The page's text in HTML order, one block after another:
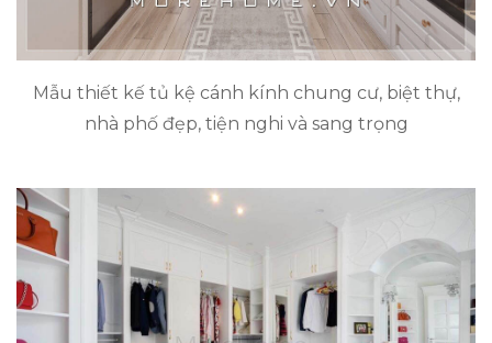
Mẫu thiết kế tủ kệ cánh kính chung cư, biệt thự,
nhà phố đẹp, tiện nghi và sang trọng